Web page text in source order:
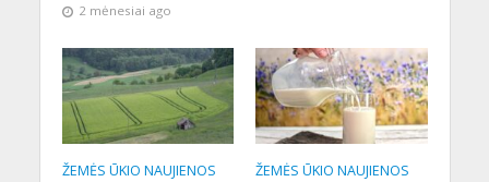
2 mėnesiai ago
ŽEMĖS ŪKIO NAUJIENOS ŽEMĖS ŪKIO NAUJIENOS